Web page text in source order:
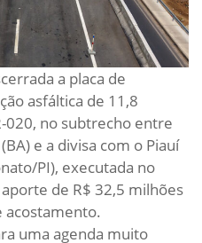
a placa de
asfáltica de 11,8
020, no subtrecho entre
e a divisa com o Piauí
PI), executada no
de R$ 32,5 milhões
acostamento.
uma agenda muito